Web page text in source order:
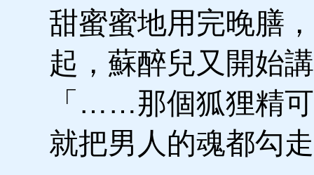
甜蜜蜜地用完晚膳
起，蘇醉兒又開始
「……那個狐狸精
就把男人的魂都勾